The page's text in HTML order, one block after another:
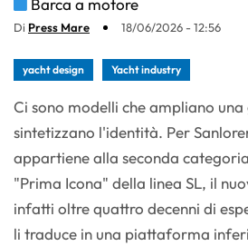
Barca a motore
Di Press Mare 18/06/2026 - 12:56
yacht design Yacht industry
Ci sono modelli che ampliano
sintetizzano l'identità. Per
appartiene alla seconda
"Prima Icona" della linea SL, il
infatti oltre quattro decenni di
li traduce in una piattaforma